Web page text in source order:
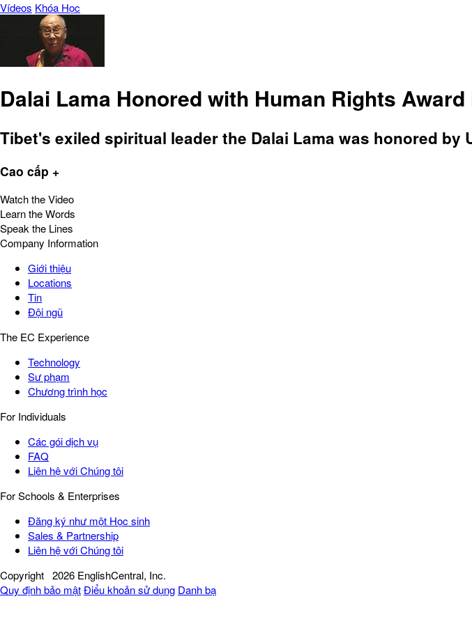
Vídeos Khóa Học
Dalai Lama Honored with Human Rights
Tibet's exiled spiritual leader the Dalai Lama was honored by
Cao cấp +
Watch the Video
Learn the Words
Speak the Lines
Company Information
Giới thiệu
Locations
Tin
Đội ngũ
The EC Experience
Technology
Sư phạm
Chương trình học
For Individuals
Các gói dịch vụ
FAQ
Liên hệ với Chúng tôi
For Schools & Enterprises
Đăng ký như một Học sinh
Sales & Partnership
Liên hệ với Chúng tôi
Copyright 2026 EnglishCentral, Inc.
Quy định bảo mậtĐiểu khoản sử dụng Danh bạ